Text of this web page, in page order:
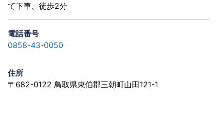
て下車、徒歩2分
電話番号
0858-43-0050
住所
〒682-0122 鳥取県東伯郡三朝町山田121-1